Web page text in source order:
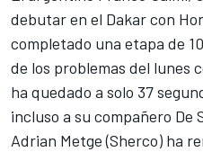
debutar en el Dakar con
completado una etapa de
de los problemas del lunes
ha quedado a solo 37
incluso a su compañero De
Adrian Metge (Sherco) ha